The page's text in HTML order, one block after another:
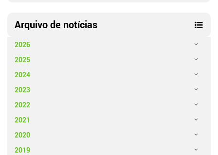
Arquivo de notícias
2026
2025
2024
2023
2022
2021
2020
2019